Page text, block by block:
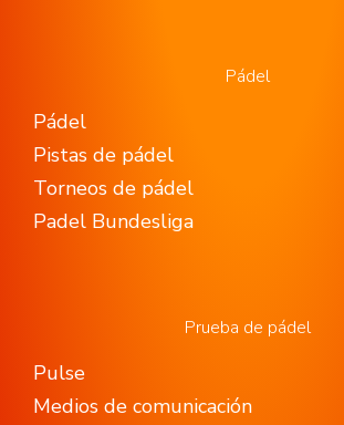
Pádel
Pádel
Pistas de pádel
Torneos de pádel
Padel Bundesliga
Prueba de pádel
Pulse
Medios de comunicación